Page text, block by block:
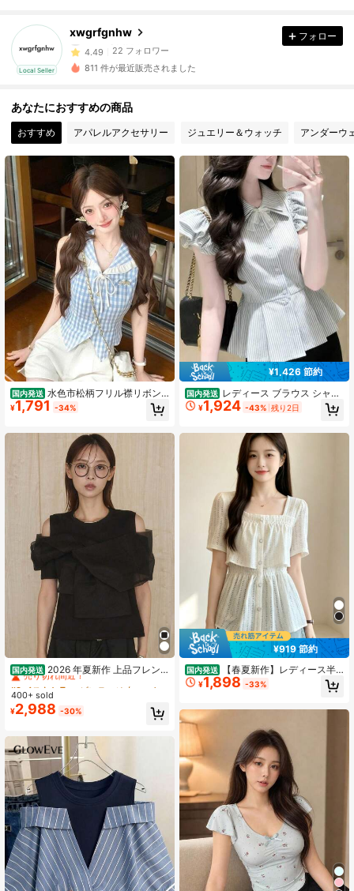
Local Seller
xwgrfgnhw
4.49 22 フォロワー
22 フォロワー
4.49 22 フォロワー
4.49 22 フォロワー
4.49 22 フォロワー
4.49 22 フォロワー
フォロー
811 件が最近販売されました
あなたにおすすめの商品
おすすめ アパレルアクセサリー ジュエリー＆ウォッチ アンダーウ
国内発送 水色市松柄フリル襟リボン
ノースリーブシャツ 裾先三角カット
スリムショートトップス 清楚フェミ
け撮影インナー
¥1,791 -34%
国内発送 2026 年夏新作 上品フレン
チスタイル リボン切り替えデザイン
上質コットン半袖 T シャツ ショルダ
ーオープン ゆったり着痩せ オフィス
カジュアルトップス
#9 ベストセラー
ビンテージ 女性用ブラウス
売り切れ間近！
#9 ベストセラー
売り切れ間近！
#9 ベストセラー
売り切れ間近！
#9 ベストセラー
400+ sold
¥2,988 -30%
¥1,426 節約
国内発送 レディース ブラウス シャツ
半袖 ストライプ 襟付き リボン ペプ
ラム フリル袖 パフスリーブ ウエス
骨格ウェーブ フェミニン ガーリー
大人可愛い きれいめ デート グリー
¥1,924 -43% 残り2日
¥919 節約
国内発送
【春夏新作】レディース半
袖カットアウトブラウス（フリル／
大きいサイズ） おしゃれ 上品 感 何
り 細見え 体型カバー
¥1,898 -33%